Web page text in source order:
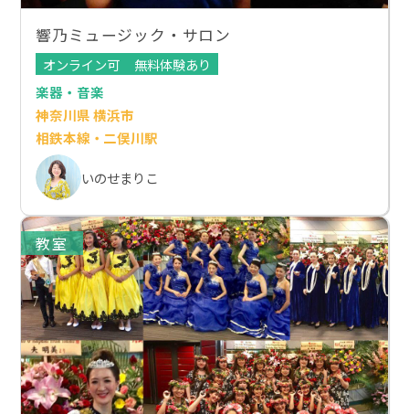
響乃ミュージック・サロン
オンライン可
無料体験あり
楽器・音楽
神奈川県 横浜市
相鉄本線・二俣川駅
いのせまりこ
教室